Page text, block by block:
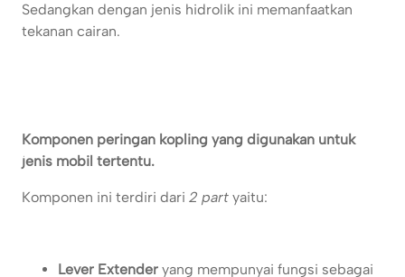
Sedangkan dengan jenis hidrolik ini memanfaatkan
tekanan cairan.
Komponen peringan kopling yang digunakan untuk
jenis mobil tertentu.
Komponen ini terdiri dari 2 part yaitu:
Lever Extender yang mempunyai fungsi sebagai